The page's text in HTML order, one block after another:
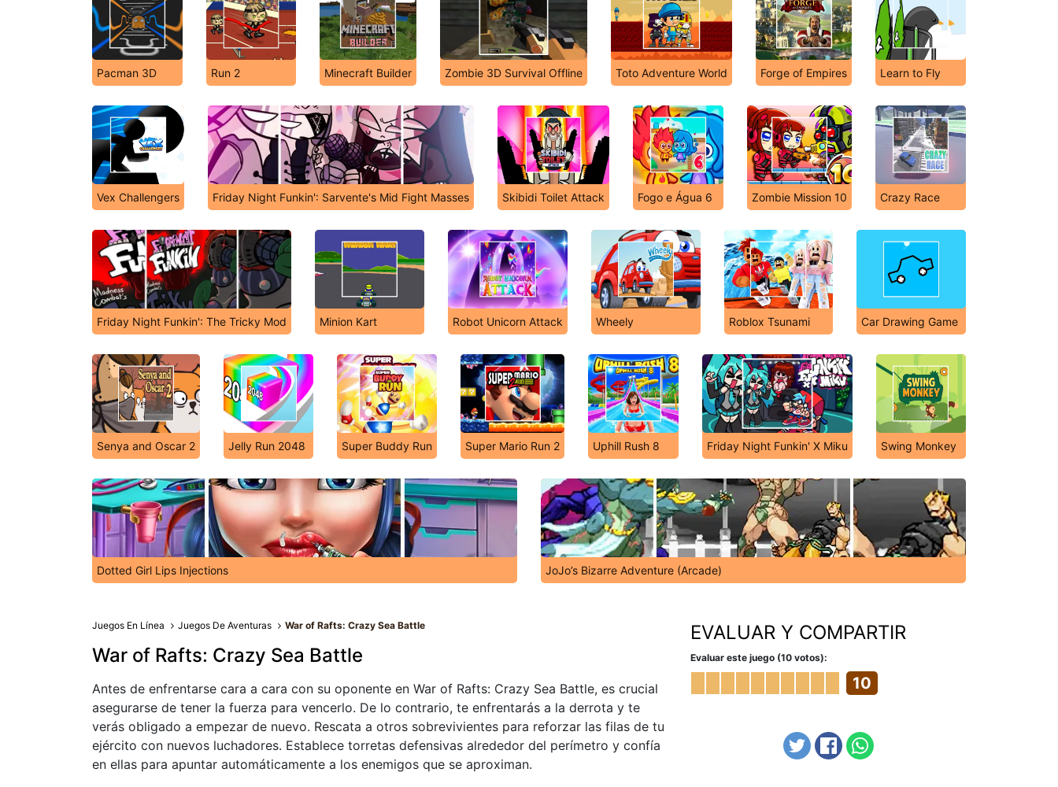
Pacman 3D Run 2 Minecraft Builder Zombie 3D Survival Offline Toto Adventure World Forge of Empires Learn to Fly
Vex Challengers Friday Night Funkin': Sarvente's Mid Fight Masses Skibidi Toilet Attack Fogo e Água 6 Zombie Mission 10 Crazy Race
Friday Night Funkin': The Tricky Mod Minion Kart Robot Unicorn Attack Wheely Roblox Tsunami Car Drawing Game
Senya and Oscar 2 Jelly Run 2048 Super Buddy Run Super Mario Run 2 Uphill Rush 8 Friday Night Funkin' X Miku Swing Monkey
Dotted Girl Lips Injections JoJo’s Bizarre Adventure (Arcade)
Juegos En Línea Juegos De Aventuras War of Rafts: Crazy Sea Battle
War of Rafts: Crazy Sea Battle
Antes de enfrentarse cara a cara con su oponente en War of Rafts: Crazy Sea Battle, es crucial
asegurarse de tener la fuerza para vencerlo. De lo contrario, te enfrentarás a la derrota y te
verás obligado a empezar de nuevo. Rescata a otros sobrevivientes para reforzar las filas de tu
ejército con nuevos luchadores. Establece torretas defensivas alrededor del perímetro y confía
en ellas para apuntar automáticamente a los enemigos que se aproximan.
EVALUAR Y COMPARTIR
Evaluar este juego (10 votos):
10